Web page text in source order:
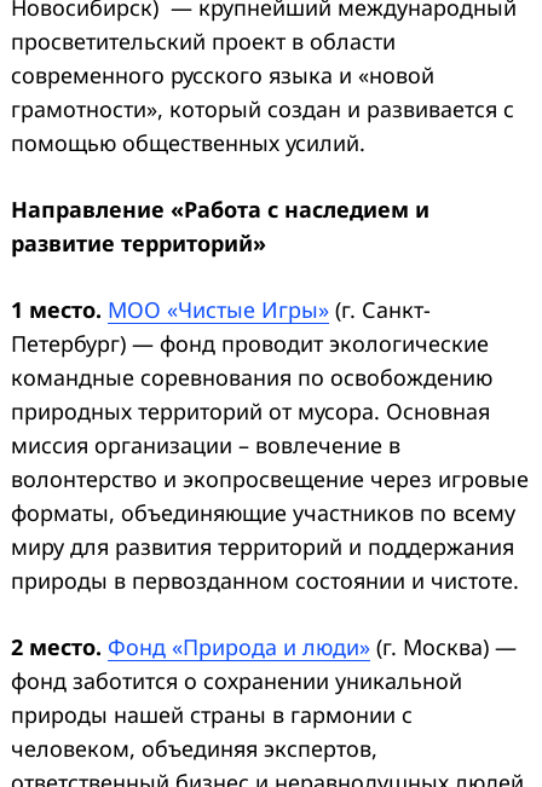
Новосибирск) — крупнейший международный
просветительский проект в области
современного русского языка и «новой
грамотности», который создан и развивается с
помощью общественных усилий.
Направление «Работа с наследием и
развитие территорий»
1 место. МОО «Чистые Игры» (г. Санкт-
Петербург) — фонд проводит экологические
командные соревнования по освобождению
природных территорий от мусора. Основная
миссия организации – вовлечение в
волонтерство и экопросвещение через игровые
форматы, объединяющие участников по всему
миру для развития территорий и поддержания
природы в первозданном состоянии и чистоте.
2 место. Фонд «Природа и люди» (г. Москва) —
фонд заботится о сохранении уникальной
природы нашей страны в гармонии с
человеком, объединяя экспертов,